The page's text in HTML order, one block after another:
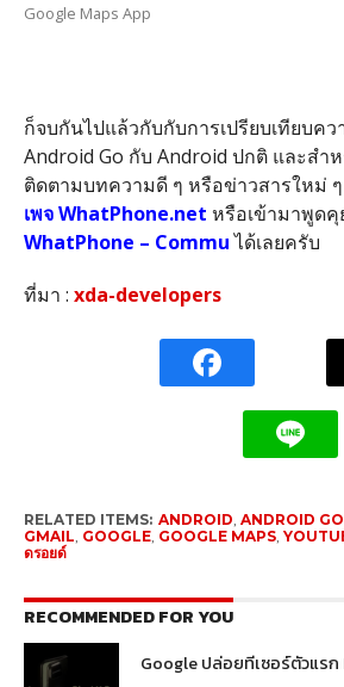
Google Maps App
ก็จบกันไปแล้วกับกับการเปรียบเทียบค
Android Go กับ Android ปกติ และสำ
ติดตามบทความดี ๆ หรือข่าวสารใหม่
เพจ WhatPhone.net หรือเข้ามาพูด
WhatPhone – Commuได้เลยครับ
ที่มา : xda-developers
RELATED ITEMS: ANDROID ANDROID GO
GMAIL GOOGLE, GOOGLE MAPS,
ดรอยด์
RECOMMENDED FOR YOU
Google ปล่อยทีเซอร์ตัวแรก